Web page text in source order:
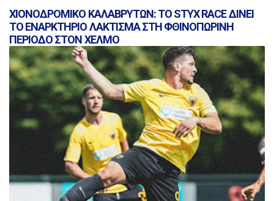
ΧΙΟΝΟΔΡΟΜΙΚΟ ΚΑΛΑΒΡΥΤΩΝ: ΤΟ STYX RACE ΔΙΝΕΙ
ΤΟ ΕΝΑΡΚΤΗΡΙΟ ΛΑΚΤΙΣΜΑ ΣΤΗ ΦΘΙΝΟΠΩΡΙΝΗ
ΠΕΡΙΟΔΟ ΣΤΟΝ ΧΕΛΜΟ